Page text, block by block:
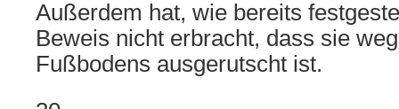
Außerdem hat, wie bereits
Beweis nicht erbracht, dass sie
Fußbodens ausgerutscht ist.